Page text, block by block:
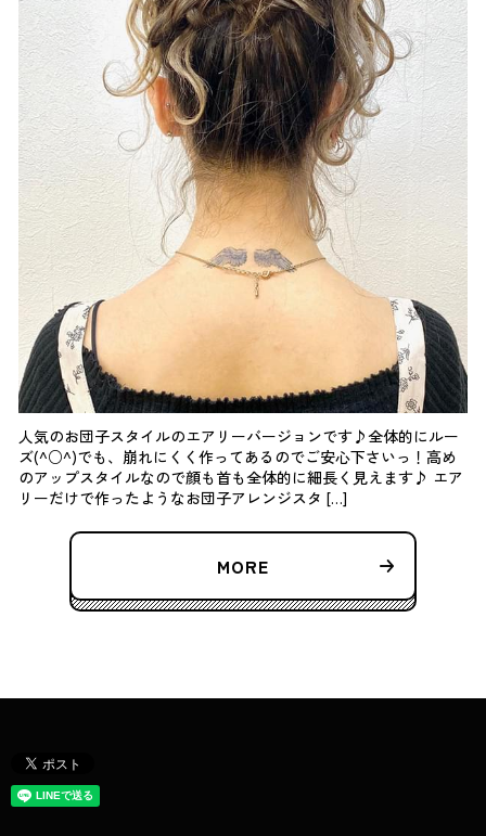
人気のお団子スタイルのエアリーバージョンです♪全体的にルー
ズ(^○^)でも、崩れにくく作ってあるのでご安心下さいっ！高め
のアップスタイルなので顔も首も全体的に細長く見えます♪ エア
リーだけで作ったようなお団子アレンジスタ […]
MORE